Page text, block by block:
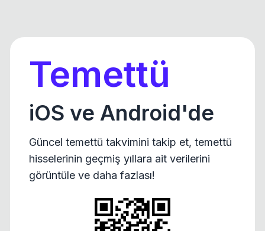
Temettü
iOS ve Android'de
Güncel temettü takvimini takip et, temettü
hisselerinin geçmiş yıllara ait verilerini
görüntüle ve daha fazlası!